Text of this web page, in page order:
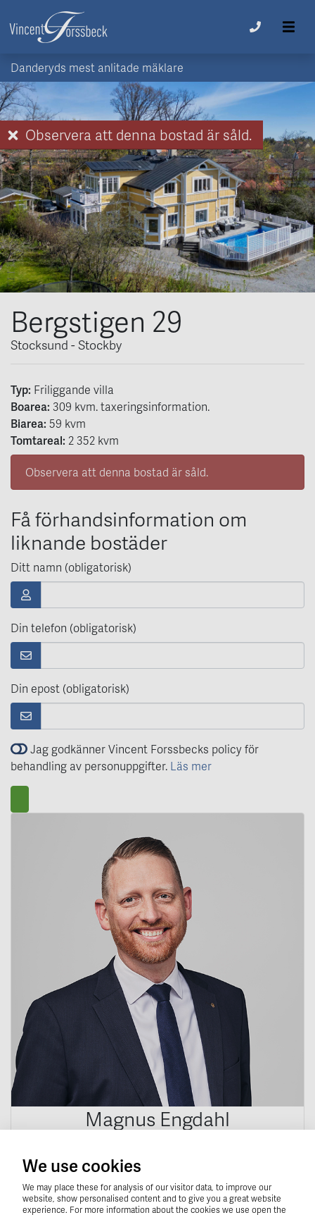
Danderyds mest anlitade mäklare
Observera att denna bostad är såld.
Bergstigen 29
Stocksund - Stockby
Typ: Friliggande villa
Boarea: 309 kvm. taxeringsinformation.
Biarea: 59 kvm
Tomtareal: 2 352 kvm
Observera att denna bostad är såld.
Få förhandsinformation om
liknande bostäder
Ditt namn (obligatorisk)
Din telefon (obligatorisk)
Din epost (obligatorisk)
Jag godkänner Vincent Forssbecks policy för
behandling av personuppgifter. Läs mer
Magnus Engdahl
070-776 78 77
Skicka e-post
We use cookies
We may place these for analysis of our visitor data, to improve our
website, show personalised content and to give you a great website
experience. For more information about the cookies we use open the